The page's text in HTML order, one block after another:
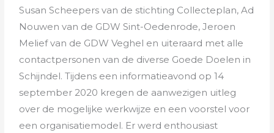
Susan Scheepers van de stichting Collecteplan, Ad
Nouwen van de GDW Sint-Oedenrode, Jeroen
Melief van de GDW Veghel en uiteraard met alle
contactpersonen van de diverse Goede Doelen in
Schijndel. Tijdens een informatieavond op 14
september 2020 kregen de aanwezigen uitleg
over de mogelijke werkwijze en een voorstel voor
een organisatiemodel. Er werd enthousiast